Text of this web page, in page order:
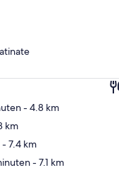
- 4.8 km
km
- 7.4 km
- 7.1 km